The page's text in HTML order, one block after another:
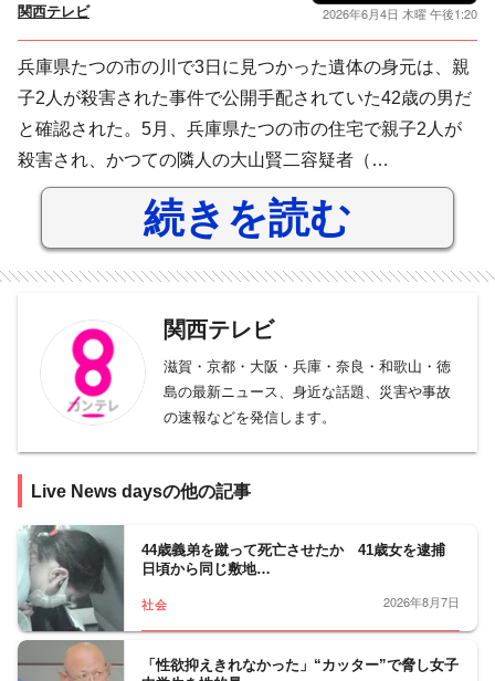
関西テレビ 2026年6月4日 木曜 午後1:20
兵庫県たつの市の川で3日に見つかった遺体の身元は、親
子2人が殺害された事件で公開手配されていた42歳の男だ
と確認された。5月、兵庫県たつの市の住宅で親子2人が
殺害され、かつての隣人の大山賢二容疑者（…
続きを読む
関西テレビ
滋賀・京都・大阪・兵庫・奈良・和歌山・徳
島の最新ニュース、身近な話題、災害や事故
の速報などを発信します。
Live News daysの他の記事
44歳義弟を蹴って死亡させたか 41歳女を逮捕
日頃から同じ敷地…
社会 2026年8月7日
「性欲抑えきれなかった」“カッター”で脅し女子